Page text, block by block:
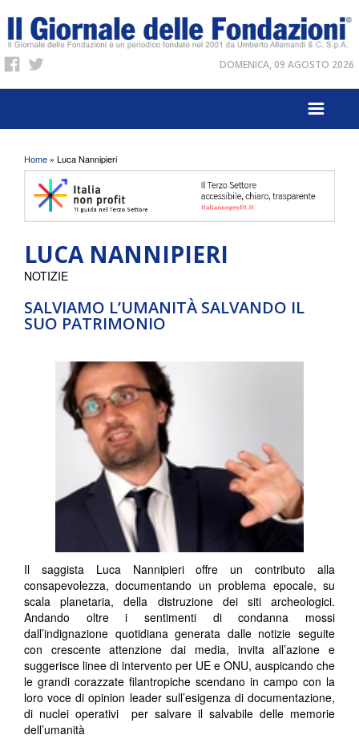
DOMENICA, 09 AGOSTO 2026
Tu sei qui
Home » Luca Nannipieri
LUCA NANNIPIERI
SALVIAMO L’UMANITÀ SALVANDO IL
SUO PATRIMONIO
NOTIZIE
Il saggista Luca Nannipieri offre un contributo alla
consapevolezza, documentando un problema epocale, su
scala planetaria, della distruzione dei siti archeologici.
Andando oltre i sentimenti di condanna mossi
dall’indignazione quotidiana generata dalle notizie seguite
con crescente attenzione dai media, invita all’azione e
suggerisce linee di intervento per UE e ONU, auspicando che
le grandi corazzate filantropiche scendano in campo con la
loro voce di opinion leader sull’esigenza di documentazione,
di nuclei operativi per salvare il salvabile delle memorie
dell’umanità